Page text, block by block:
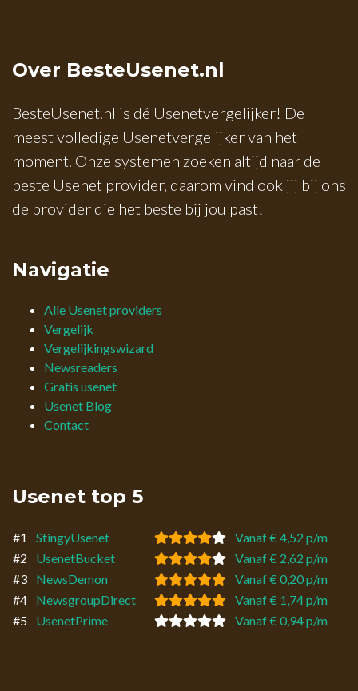
Over BesteUsenet.nl
BesteUsenet.nl is dé Usenetvergelijker! De
meest volledige Usenetvergelijker van het
moment. Onze systemen zoeken altijd naar de
beste Usenet provider, daarom vind ook jij bij ons
de provider die het beste bij jou past!
Navigatie
Alle Usenet providers
Vergelijk
Vergelijkingswizard
Newsreaders
Gratis usenet
Usenet Blog
Contact
Usenet top 5
#1 StingyUsenet
Vanaf € 4,52 p/m
#2
UsenetBucket
Vanaf € 2,62 p/m
#3
NewsDemon
Vanaf € 0,20 p/m
#4
NewsgroupDirect
Vanaf € 1,74 p/m
#5
UsenetPrime Vanaf € 0,94 p/m